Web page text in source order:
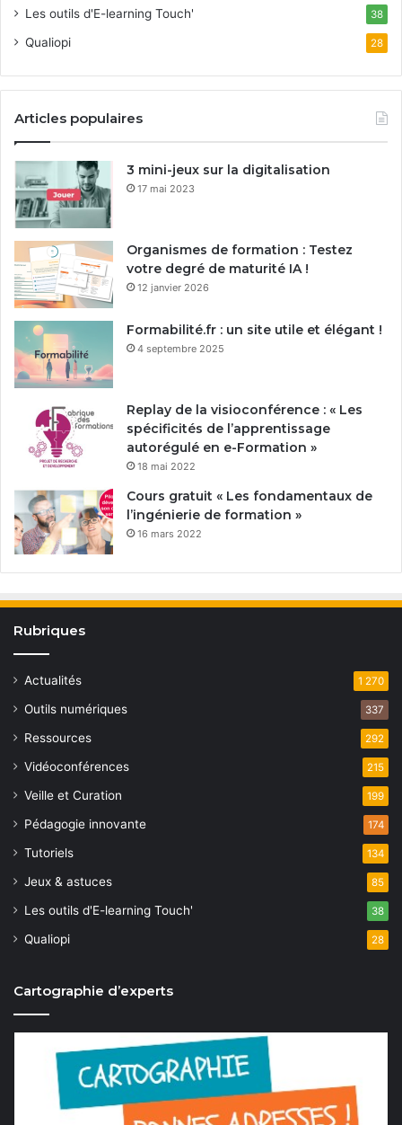
Les outils d'E-learning Touch' 38
Qualiopi 28
Articles populaires
3 mini-jeux sur la digitalisation
17 mai 2023
Organismes de formation : Testez
votre degré de maturité IA !
12 janvier 2026
Formabilité.fr : un site utile et élégant !
4 septembre 2025
Replay de la visioconférence : « Les
spécificités de l’apprentissage
autorégulé en e-Formation »
18 mai 2022
Cours gratuit « Les fondamentaux de
l’ingénierie de formation »
16 mars 2022
Rubriques
Actualités 1 270
Outils numériques 337
Ressources 292
Vidéoconférences 215
Veille et Curation 199
Pédagogie innovante 174
Tutoriels 134
Jeux & astuces 85
Les outils d'E-learning Touch' 38
Qualiopi 28
Cartographie d’experts